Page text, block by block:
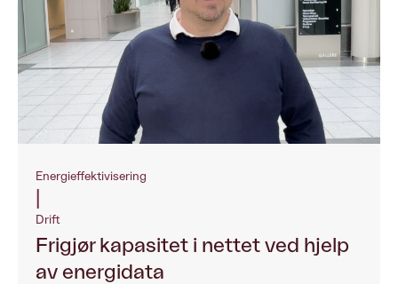
Energieffektivisering
Drift
Frigjør kapasitet i nettet ved hjelp
av energidata